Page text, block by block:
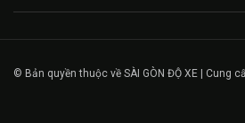
© Bản quyền thuộc về SÀI GÒN ĐỘ XE | Cung